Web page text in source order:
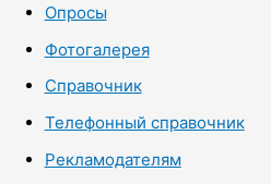
Опросы
Фотогалерея
Справочник
Телефонный справочник
Рекламодателям